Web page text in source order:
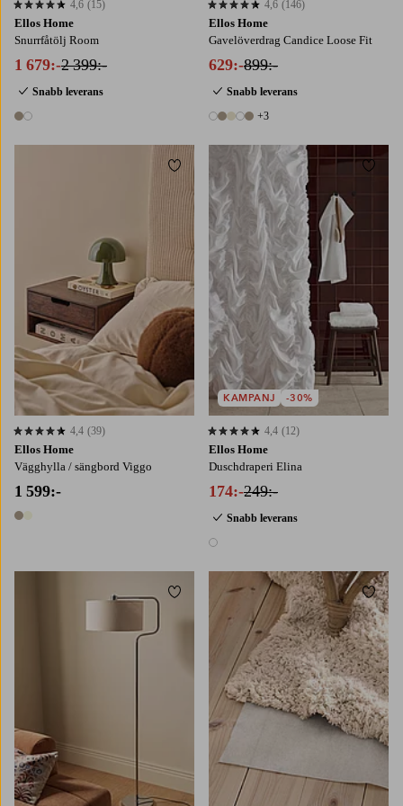
Ellos Home
Snurrfåtölj Room
1 679:-2 399:-
Snabb leverans
2 färger
4,6 baserat på 15 st betyg
4,6 (15)
Ellos Home
Gavelöverdrag Candice Loose Fit
629:-899:-
Snabb leverans
8 färger
+3
4,6 baserat på 146 st betyg
4,6 (146)
Ellos Home
Vägghylla / sängbord Viggo
1 599:-
2 färger
4,4 baserat på 39 st betyg
4,4 (39)
Lägg till i favoriter
Ellos Home
Duschdraperi Elina
174:-249:-
Snabb leverans
1 färg
4,4 baserat på 12 st betyg
4,4 (12)
KAMPANJ -30%
Lägg till i favoriter